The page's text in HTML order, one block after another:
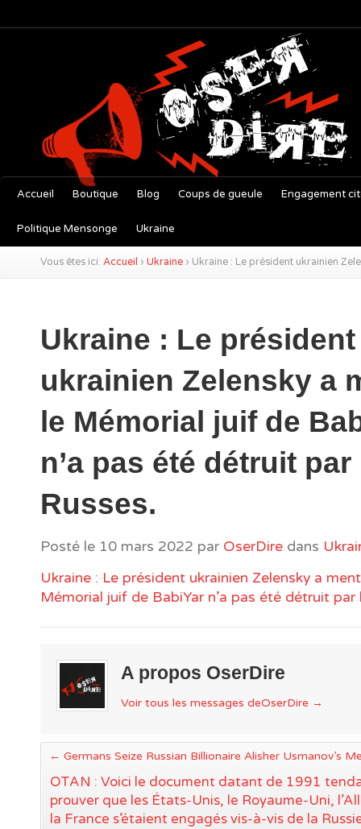
Accueil Boutique Blog Coups de gueule Engagement
Politique Mensonge Ukraine
Vous êtes ici: Accueil › Ukraine › Ukraine : Le président ukrainien
Ukraine : Le président
ukrainien Zelensky a
le Mémorial juif de
n’a pas été détruit par
Russes.
Posté le 10 mars 2022 par OserDire dans
Ukraine : Le président ukrainien Zelensky a
Mémorial juif de BabiYar n’a pas été détruit par
A propos OserDire
Voir tous les messages deOserDire →
← Germans Seize Russian Billionaire Alisher Usmanov’s
OTAN : Voici le document datant de 1991
prouver que les États-Unis, le Royaume-Uni,
la France s’étaient engagés vis-à-vis de la